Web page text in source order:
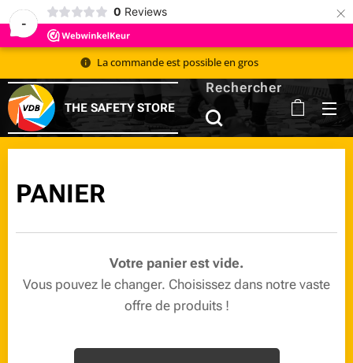
-
0 Reviews ×
La commande est possible en gros 📦
THE SAFETY STORE
Rechercher
PANIER 🛒
Votre panier est vide.
Vous pouvez le changer. Choisissez dans notre vaste
offre de produits !